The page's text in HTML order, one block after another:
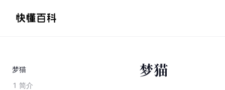
梦猫
1 简介
梦猫